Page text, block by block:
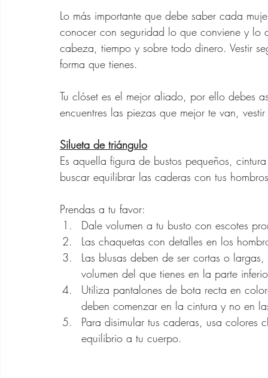
Bolsos de Diseñador
Zapatos para Mujeres
Gafas de Sol para
Ofertas Banana
Lo más importante que debe saber cada
conocer con seguridad lo que conviene y
cabeza, tiempo y sobre todo dinero. Vestir
forma que tienes.
Tu clóset es el mejor aliado, por ello debes
encuentres las piezas que mejor te van,
Silueta de triángulo
Es aquella figura de bustos pequeños,
buscar equilibrar las caderas con tus
Prendas a tu favor:
Dale volumen a tu busto con escotes
Las chaquetas con detalles en los
Las blusas deben de ser cortas o
volumen del que tienes en la parte
Utiliza pantalones de bota recta en
deben comenzar en la cintura y no en
Para disimular tus caderas, usa
equilibrio a tu cuerpo.